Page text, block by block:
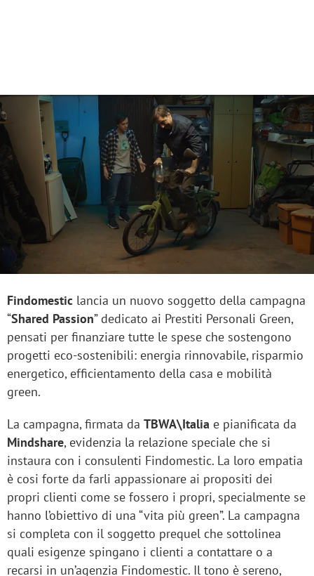
Findomestic lancia un nuovo soggetto della campagna
“Shared Passion” dedicato ai Prestiti Personali Green,
pensati per finanziare tutte le spese che sostengono
progetti eco-sostenibili: energia rinnovabile, risparmio
energetico, efficientamento della casa e mobilità
green.
La campagna, firmata da TBWA\Italia e pianificata da
Mindshare, evidenzia la relazione speciale che si
instaura con i consulenti Findomestic. La loro empatia
è cosi forte da farli appassionare ai propositi dei
propri clienti come se fossero i propri, specialmente se
hanno l’obiettivo di una “vita più green”. La campagna
si completa con il soggetto prequel che sottolinea
quali esigenze spingano i clienti a contattare o a
recarsi in un’agenzia Findomestic. Il tono è sereno,